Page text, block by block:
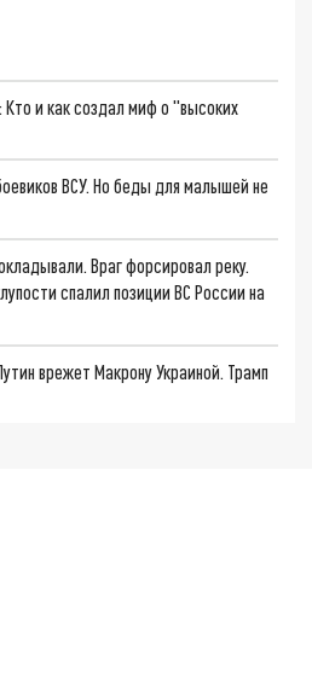
и как создал миф о "высоких
ВСУ. Но беды для малышей не
Враг форсировал реку.
спалил позиции ВС России на
врежет Макрону Украиной. Трамп